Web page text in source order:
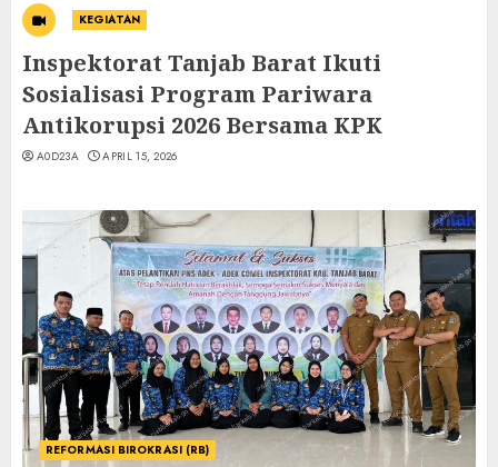
KEGIATAN
Inspektorat Tanjab Barat Ikuti
Sosialisasi Program Pariwara
Antikorupsi 2026 Bersama KPK
A0D23A APRIL 15, 2026
REFORMASI BIROKRASI (RB)